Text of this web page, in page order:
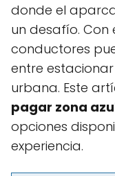
donde el
un desafío. Con
conductores
entre
urbana. Este
pagar zona
opciones
experiencia.